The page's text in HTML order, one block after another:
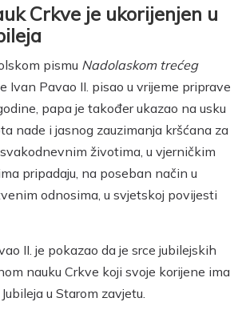
Crkve je ukorijenjen u
pismu Nadolaskom trećeg
Ivan Pavao II. pisao u vrijeme priprave
papa je također ukazao na usku
nade i jasnog zauzimanja kršćana za
životima, u vjerničkim
pripadaju, na poseban način u
odnosima, u svjetskoj povijesti
II. je pokazao da je srce jubilejskih
nauku Crkve koji svoje korijene ima
u Starom zavjetu.